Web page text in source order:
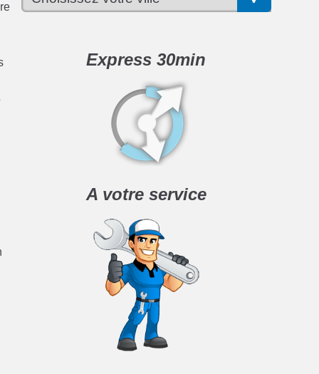
Express 30min
A votre service